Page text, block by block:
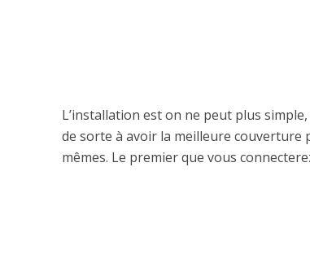
L’installation est on ne peut plus
de sorte à avoir la meilleure couverture
mêmes. Le premier que vous